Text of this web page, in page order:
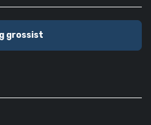
grossist